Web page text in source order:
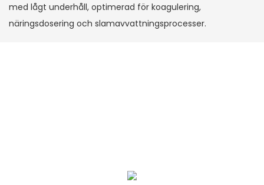
med lågt underhåll, optimerad för koagulering,
näringsdosering och slamavvattningsprocesser.